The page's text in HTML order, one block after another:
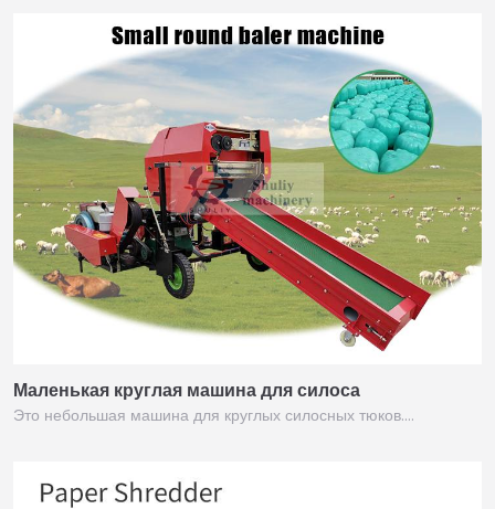
Маленькая круглая машина для силоса
Это небольшая машина для круглых силосных тюков.…